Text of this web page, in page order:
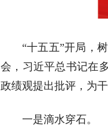
“十五五”开局，
会，习近平总书记在
政绩观提出批评，为
一是滴水穿石。